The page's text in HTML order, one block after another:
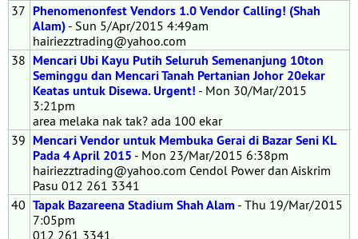
37 Phenomenonfest Vendors 1.0 Vendor Calling! (Shah
Alam) - Sun 5/Apr/2015 4:49am
hairiezztrading@yahoo.com
38 Mencari Ubi Kayu Putih Seluruh Semenanjung 10ton
Seminggu dan Mencari Tanah Pertanian Johor 20ekar
Keatas untuk Disewa. Urgent! - Mon 30/Mar/2015
3:21pm
area melaka nak tak? ada 100 ekar
39 Mencari Vendor untuk Membuka Gerai di Bazar Seni KL
Pada 4 April 2015 - Mon 23/Mar/2015 6:38pm
hairiezztrading@yahoo.com Cendol Power dan Aiskrim
Pasu 012 261 3341
40 Tapak Bazareena Stadium Shah Alam - Thu 19/Mar/2015
7:05pm
012 261 3341